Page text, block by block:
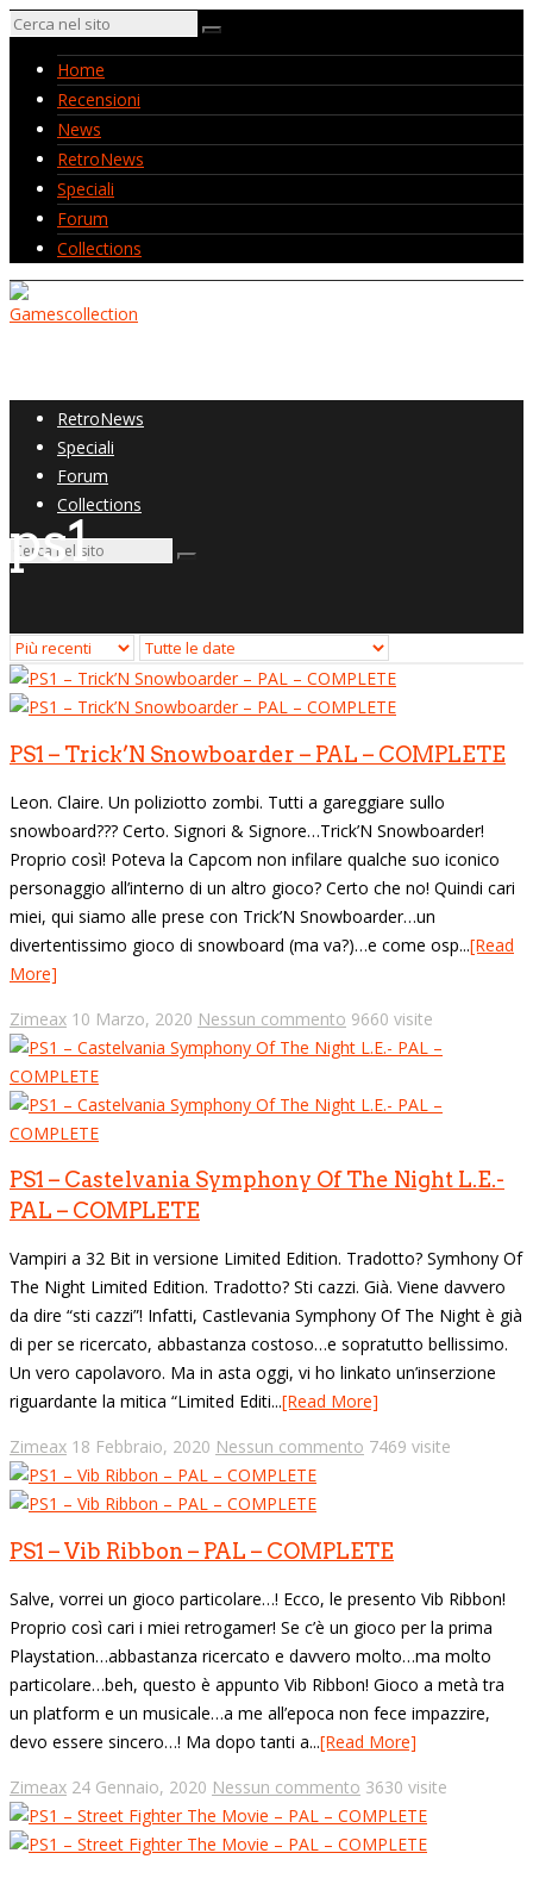
Home
Recensioni
News
RetroNews
Speciali
Forum
Collections
RetroNews
Speciali
Forum
Collections
ps1
PS1 – Trick’N Snowboarder – PAL – COMPLETE
Leon. Claire. Un poliziotto zombi. Tutti a gareggiare sullo
snowboard??? Certo. Signori & Signore…Trick’N Snowboarder!
Proprio così! Poteva la Capcom non infilare qualche suo iconico
personaggio all’interno di un altro gioco? Certo che no! Quindi cari
miei, qui siamo alle prese con Trick’N Snowboarder…un
divertentissimo gioco di snowboard (ma va?)…e come osp...[Read
More]
Zimeax 10 Marzo, 2020 Nessun commento 9660 visite
PS1 – Castelvania Symphony Of The Night L.E.-
PAL – COMPLETE
Vampiri a 32 Bit in versione Limited Edition. Tradotto? Symhony Of
The Night Limited Edition. Tradotto? Sti cazzi. Già. Viene davvero
da dire “sti cazzi”! Infatti, Castlevania Symphony Of The Night è già
di per se ricercato, abbastanza costoso…e sopratutto bellissimo.
Un vero capolavoro. Ma in asta oggi, vi ho linkato un’inserzione
riguardante la mitica “Limited Editi...[Read More]
Zimeax 18 Febbraio, 2020 Nessun commento 7469 visite
PS1 – Vib Ribbon – PAL – COMPLETE
Salve, vorrei un gioco particolare…! Ecco, le presento Vib Ribbon!
Proprio così cari i miei retrogamer! Se c’è un gioco per la prima
Playstation…abbastanza ricercato e davvero molto…ma molto
particolare…beh, questo è appunto Vib Ribbon! Gioco a metà tra
un platform e un musicale…a me all’epoca non fece impazzire,
devo essere sincero…! Ma dopo tanti a...[Read More]
Zimeax 24 Gennaio, 2020 Nessun commento 3630 visite